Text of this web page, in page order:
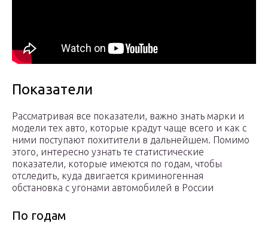
Показатели
Рассматривая все показатели, важно знать марки и
модели тех авто, которые крадут чаще всего и как с
ними поступают похитители в дальнейшем. Помимо
этого, интересно узнать те статистические
показатели, которые имеются по годам, чтобы
отследить, куда двигается криминогенная
обстановка с угонами автомобилей в России
По годам